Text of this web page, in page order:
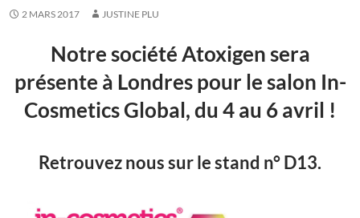
2 MARS 2017 JUSTINE PLU
Notre société Atoxigen sera
présente à Londres pour le salon In-
Cosmetics Global, du 4 au 6 avril !
Retrouvez nous sur le stand n° D13.